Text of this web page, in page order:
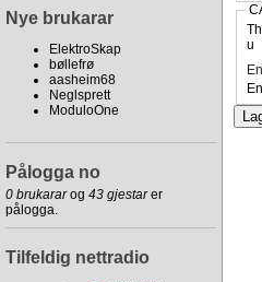
Nye brukarar
ElektroSkap
bøllefrø
aasheim68
Neglsprett
ModuloOne
Pålogga no
0 brukararog 43 gjestarer
pålogga.
Tilfeldig nettradio
u